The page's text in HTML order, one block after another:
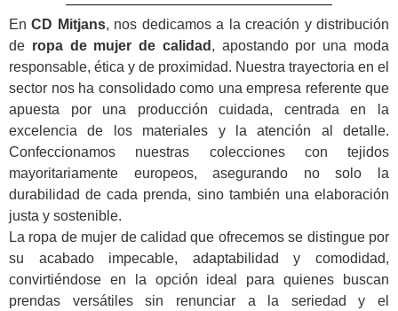
EnCD Mitjans, nos dedicamos a la creación y distribución
de ropa de mujer de calidad , apostando por una moda
responsable, ética y de proximidad. Nuestra trayectoria en el
sector nos ha consolidado como una empresa referente que
apuesta por una producción cuidada, centrada en la
excelencia de los materiales y la atención al detalle.
Confeccionamos nuestras colecciones con tejidos
mayoritariamente europeos, asegurando no solo la
durabilidad de cada prenda, sino también una elaboración
justa y sostenible.
La ropa de mujer de calidad que ofrecemos se distingue por
su acabado impecable, adaptabilidad y comodidad,
convirtiéndose en la opción ideal para quienes buscan
prendas versátiles sin renunciar a la seriedad y el